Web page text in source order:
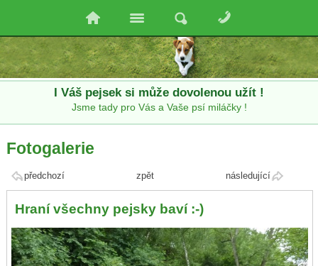
I Váš pejsek si může dovolenou užít !
Jsme tady pro Vás a Vaše psí miláčky !
Fotogalerie
předchozí následující
zpět
Hraní všechny pejsky baví :-)